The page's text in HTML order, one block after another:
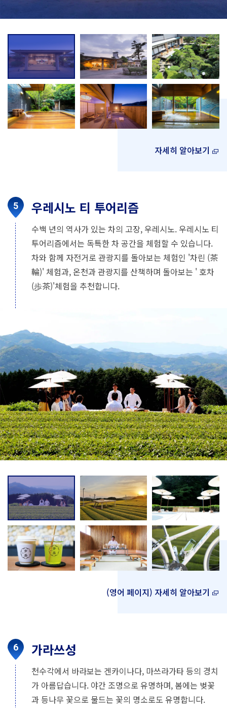
자세히 알아보기
우레시노 티 투어리즘
수백 년의 역사가 있는 차의 고장, 우레시노. 우레시노 티
투어리즘에서는 독특한 차 공간을 체험할 수 있습니다.
차와 함께 자전거로 관광지를 돌아보는 체험인 '차린 (茶
輪)' 체험과, 온천과 관광지를 산책하며 돌아보는 ' 호차
(歩茶)'체험을 추천합니다.
(영어 페이지) 자세히 알아보기
가라쓰성
천수각에서 바라보는 겐카이나다, 마쓰라가타 등의 경치
가 아름답습니다. 야간 조명으로 유명하며, 봄에는 벚꽃
과 등나무 꽃으로 물드는 꽃의 명소로도 유명합니다.